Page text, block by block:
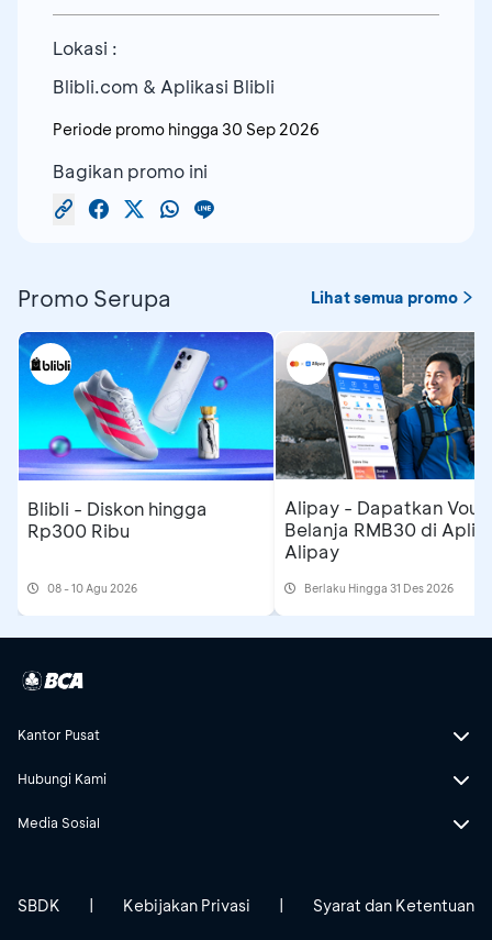
Berlaku dengan menggunakan kode
voucher
Berlaku untuk pembayaran
menggunakan Kartu Kredit BCA berlogo
Visa/Mastercard/JCB/Kartu BCA
Berlaku untuk pengguna (akun) baru yang
belum pernah melakukan pada platform
Diskon 5% hingga Rp2 juta
Berlaku untuk 62 transaksi
pertama/bulan
Ekstra 25x Blibli Tiket Points up to Rp500
ribu
Berlaku untuk pembayaran
menggunakan Kartu Kredit BCA berlogo
Visa/Mastercard/JCB/Kartu BCA
American Express Platinum
Lokasi :
Blibli.com & Aplikasi Blibli
Periode promo hingga 30 Sep 2026
Bagikan promo ini
Promo Serupa Lihat semua promo
Blibli - Diskon hingga
Rp300 Ribu
08 - 10 Agu 2026
Alipay - Dapatkan
Belanja RMB30 di
Alipay
Berlaku Hingga 31 Des 2026
Kantor Pusat
Hubungi Kami
Media Sosial
SBDK | Kebijakan Privasi | Syarat dan Ketentuan